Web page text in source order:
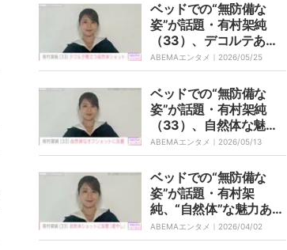
ベッドでの“無防備な
姿”が話題・有村架純
（33）、デコルテあら
わな自然体ショットに絶
賛の声「色っぽい」
ABEMAエンタメ｜ 2026/05/25
ベッドでの“無防備な
姿”が話題・有村架純
（33）、自然体な魅力
あふれるオフショットに
反響「座ってる姿が絵に
なる」
ABEMAエンタメ｜ 2026/05/13
ベッドでの“無防備な
姿”が話題・有村架
純、“自然体”な魅力あふ
れるオフショットに反響
「いつ見ても可愛い」
ABEMAエンタメ｜ 2026/04/02